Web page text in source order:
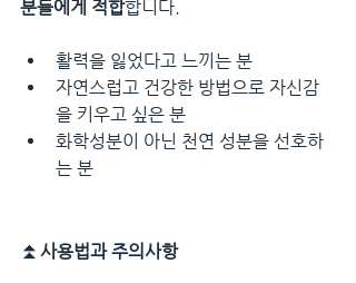
분들에게 적합합니다.
활력을 잃었다고 느끼는 분
자연스럽고 건강한 방법으로 자신감
을 키우고 싶은 분
화학성분이 아닌 천연 성분을 선호하
는 분
⏫ 사용법과 주의사항